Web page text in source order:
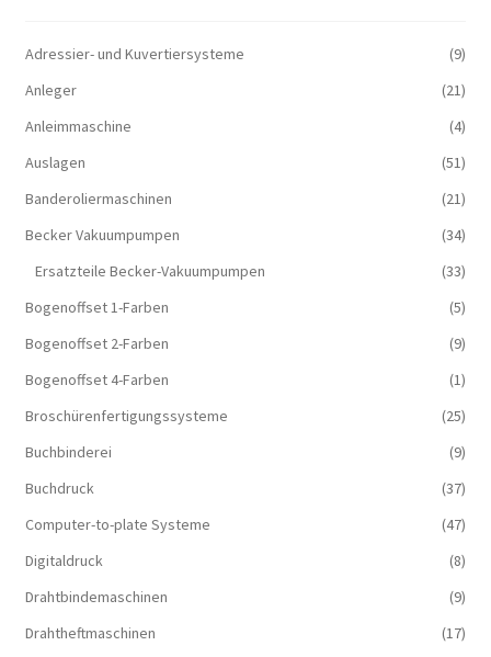
Adressier- und Kuvertiersysteme
(9)
Anleger
(21)
Anleimmaschine
(4)
Auslagen
(51)
Banderoliermaschinen
(21)
Becker Vakuumpumpen
(34)
Ersatzteile Becker-Vakuumpumpen
(33)
Bogenoffset 1-Farben
(5)
Bogenoffset 2-Farben
(9)
Bogenoffset 4-Farben
(1)
Broschürenfertigungssysteme
(25)
Buchbinderei
(9)
Buchdruck
(37)
Computer-to-plate Systeme
(47)
Digitaldruck
(8)
Drahtbindemaschinen
(9)
Drahtheftmaschinen
(17)